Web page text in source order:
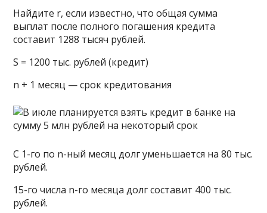
Найдите r, если известно, что общая сумма
выплат после полного погашения кредита
составит 1288 тысяч рублей.
S = 1200 тыс. рублей (кредит)
n + 1 месяц — срок кредитования
С 1-го по n-ный месяц долг уменьшается на 80 тыс.
рублей.
15-го числа n-го месяца долг составит 400 тыс.
рублей.